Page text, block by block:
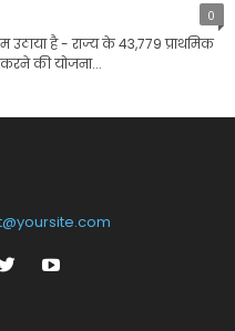
0
उठाया है - राज्य के 43,779 प्राथमिक
करने की योजना...